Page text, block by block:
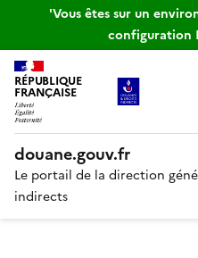
'Vous êtes sur un
configuration
RÉPUBLIQUE
FRANÇAISE
douane.gouv.fr
Le portail de la direction
indirects